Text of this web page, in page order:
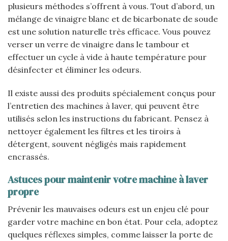
plusieurs méthodes s’offrent à vous. Tout d’abord, un
mélange de vinaigre blanc et de bicarbonate de soude
est une solution naturelle très efficace. Vous pouvez
verser un verre de vinaigre dans le tambour et
effectuer un cycle à vide à haute température pour
désinfecter et éliminer les odeurs.
Il existe aussi des produits spécialement conçus pour
l’entretien des machines à laver, qui peuvent être
utilisés selon les instructions du fabricant. Pensez à
nettoyer également les filtres et les tiroirs à
détergent, souvent négligés mais rapidement
encrassés.
Astuces pour maintenir votre machine à laver
propre
Prévenir les mauvaises odeurs est un enjeu clé pour
garder votre machine en bon état. Pour cela, adoptez
quelques réflexes simples, comme laisser la porte de